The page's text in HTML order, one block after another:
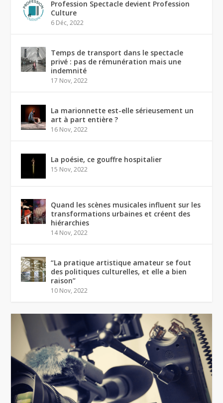
Profession Spectacle devient Profession
Culture
6 Déc, 2022
Temps de transport dans le spectacle
privé : pas de rémunération mais une
indemnité
17 Nov, 2022
La marionnette est-elle sérieusement un
art à part entière ?
16 Nov, 2022
La poésie, ce gouffre hospitalier
15 Nov, 2022
Quand les scènes musicales influent sur les
transformations urbaines et créent des
hiérarchies
14 Nov, 2022
“La pratique artistique amateur se fout
des politiques culturelles, et elle a bien
raison”
10 Nov, 2022